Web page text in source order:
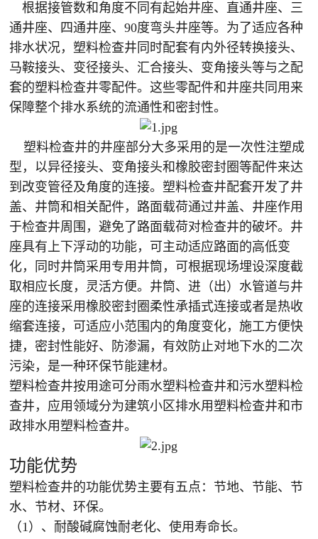
根据接管数和角度不同有起始井座、直通井座、三
通井座、四通井座、90度弯头井座等。为了适应各种
排水状况，塑料检查井同时配套有内外径转换接头、
马鞍接头、变径接头、汇合接头、变角接头等与之配
套的塑料检查井零配件。这些零配件和井座共同用来
保障整个排水系统的流通性和密封性。
塑料检查井的井座部分大多采用的是一次性注塑成
型，以异径接头、变角接头和橡胶密封圈等配件来达
到改变管径及角度的连接。塑料检查井配套开发了井
盖、井筒和相关配件，路面载荷通过井盖、井座作用
于检查井周围，避免了路面载荷对检查井的破坏。井
座具有上下浮动的功能，可主动适应路面的高低变
化，同时井筒采用专用井筒，可根据现场埋设深度截
取相应长度，灵活方便。井筒、进（出）水管道与井
座的连接采用橡胶密封圈柔性承插式连接或者是热收
缩套连接，可适应小范围内的角度变化，施工方便快
捷，密封性能好、防渗漏，有效防止对地下水的二次
污染，是一种环保节能建材。
塑料检查井按用途可分雨水塑料检查井和污水塑料检
查井，应用领域分为建筑小区排水用塑料检查井和市
政排水用塑料检查井。
功能优势
塑料检查井的功能优势主要有五点：节地、节能、节
水、节材、环保。
（1）、耐酸碱腐蚀耐老化、使用寿命长。